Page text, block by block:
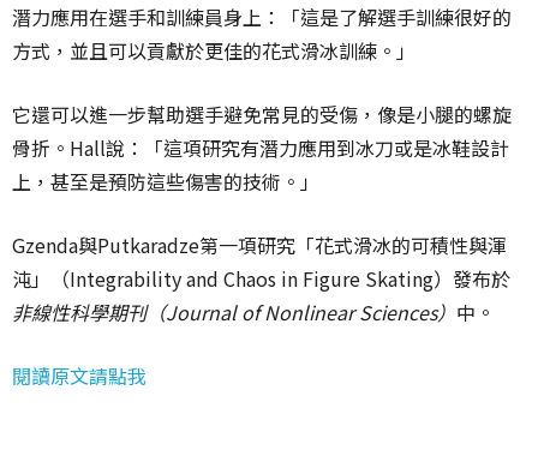
潛力應用在選手和訓練員身上：「這是了解選手訓練很好的
方式，並且可以貢獻於更佳的花式滑冰訓練。」
它還可以進一步幫助選手避免常見的受傷，像是小腿的螺旋
骨折。Hall說：「這項研究有潛力應用到冰刀或是冰鞋設計
上，甚至是預防這些傷害的技術。」
Gzenda與Putkaradze第一項研究「花式滑冰的可積性與渾
沌」（Integrability and Chaos in Figure Skating）發布於
非線性科學期刊（Journal of Nonlinear Sciences） 中。
閱讀原文請點我